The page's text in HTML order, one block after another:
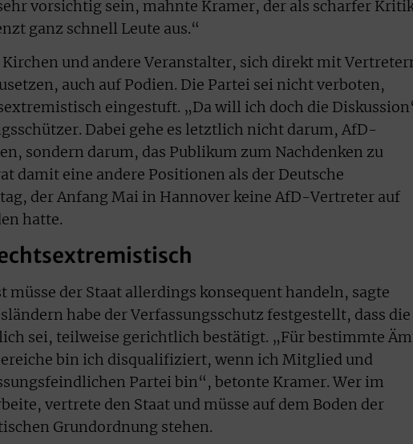
vorsichtig sein, mahnte Kramer, der als scharfer
ganz schnell Leute aus.“
und andere Veranstalter, sich direkt mit
auch auf Podien. Die Partei sei nicht verboten,
eingestuft. „Da will ich doch die
Dabei gehe es letztlich nicht darum, AfD-
sondern darum, das Publikum zum Nachdenken zu
damit eine andere Positionen als der Deutsche
der Anfang Mai in Hannover keine AfD-Vertreter auf
hatte.
der Staat allerdings konsequent handeln, sagte
habe der Verfassungsschutz festgestellt, dass die
sei, teilweise gerichtlich bestätigt. „Für bestimmte
bin ich disqualifiziert, wenn ich Mitglied und
Partei bin“, betonte Kramer. Wer im
vertrete den Staat und müsse auf dem Boden der
Grundordnung stehen.